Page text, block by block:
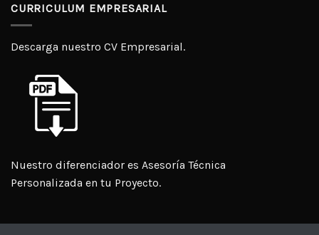
CURRICULUM EMPRESARIAL
Descarga nuestro CV Empresarial.
Nuestro diferenciador es Asesoría Técnica
Personalizada en tu Proyecto.